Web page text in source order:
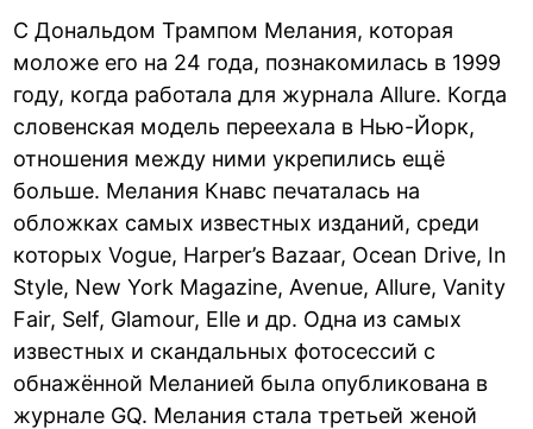
С Дональдом Трампом Мелания, которая
моложе его на 24 года, познакомилась в 1999
году, когда работала для журнала Allure. Когда
словенская модель переехала в Нью-Йорк,
отношения между ними укрепились ещё
больше. Мелания Кнавс печаталась на
обложках самых известных изданий, среди
которых Vogue, Harper’s Bazaar, Ocean Drive, In
Style, New York Magazine, Avenue, Allure, Vanity
Fair, Self, Glamour, Elle и др. Одна из самых
известных и скандальных фотосессий с
обнажённой Меланией была опубликована в
журнале GQ. Мелания стала третьей женой